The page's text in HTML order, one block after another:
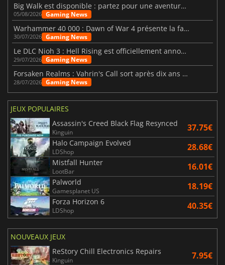
Big Walk est disponible : partez pour une aventure entre amis
05/08/2026 Gaming News
Warhammer 40 000 : Dawn of War 4 présente la faction des Nécrons
30/07/2026 Gaming News
Le DLC Nioh 3 : Hell Rising est officiellement annoncé
29/07/2026 Gaming News
Forsaken Realms : Vahrin's Call sort après dix ans de développement
28/07/2026 Gaming News
JEUX POPULAIRES
Assassin's Creed Black Flag Resynced
Kinguin 37.75€
Halo Campaign Evolved
LDShop 28.68€
Mistfall Hunter
LootBar 16.01€
Palworld
Gamesplanet US 18.19€
Forza Horizon 6
LDShop 40.35€
NOUVEAUX JEUX
ReStory Chill Electronics Repairs
Kinguin 7.95€